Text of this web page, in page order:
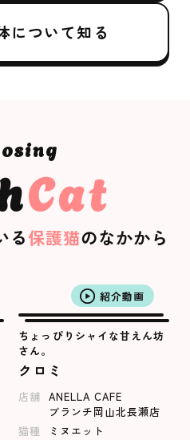
について知る
Cat
る保護猫のなかから
紹介動画
ちょっぴりシャイな甘えん坊
さん。
クロミ
店舗 ANELLA CAFE
ブランチ岡山北長瀬店
猫種
ミヌエット